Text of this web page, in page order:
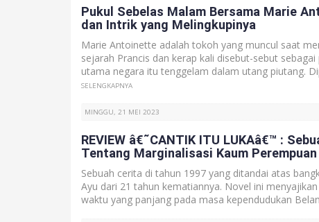
Pukul Sebelas Malam Bersama Marie
dan Intrik yang Melingkupinya
Marie Antoinette adalah tokoh yang muncul saat
sejarah Prancis dan kerap kali disebut-sebut sebagai
utama negara itu tenggelam dalam utang piutang.
SELENGKAPNYA
MINGGU, 21 MEI 2023
REVIEW â€˜CANTIK ITU LUKAâ€™ :
Tentang Marginalisasi Kaum Perempuan
Sebuah cerita di tahun 1997 yang ditandai atas
Ayu dari 21 tahun kematiannya. Novel ini
waktu yang panjang pada masa kependudukan